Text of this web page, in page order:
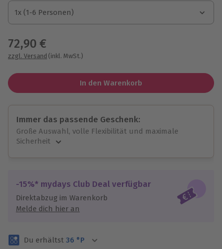
1x (1-6 Personen)
1x (1-6 Personen)
1x (1-6 Personen)
72,90 €
zzgl. Versand (inkl. MwSt.)
In den Warenkorb
Immer das passende Geschenk:
Große Auswahl, volle Flexibilität und maximale
Sicherheit
Jeder Gutschein für alle Erlebnisse einlösbar.
Maximale Sicherheit
3 Jahre gültig & verlängerbar.
-15%* mydays Club Deal verfügbar
Direktabzug im Warenkorb
Melde dich hier an
Du erhältst 36 °P